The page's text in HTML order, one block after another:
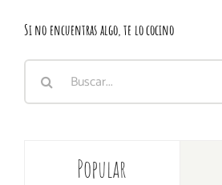
Si no encuentras algo, te lo cocino
Popular